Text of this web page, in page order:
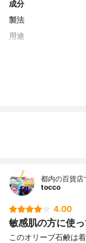
成分
製法
用途
都内の百貨店
tocco
4.00
敏感肌の方に使
このオリーブ石鹸は